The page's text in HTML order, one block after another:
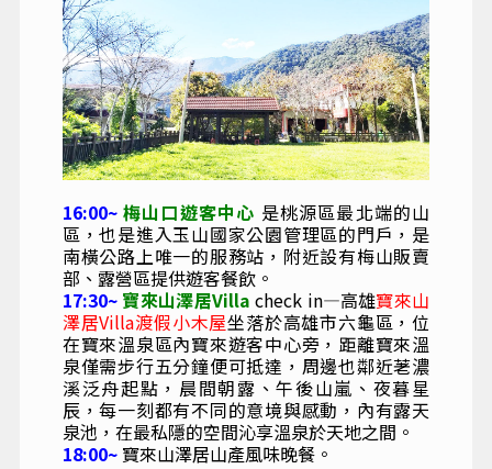
16:00~梅山口遊客中心 是桃源區最北端的山
區，也是進入玉山國家公園管理區的門戶，是
南橫公路上唯一的服務站，附近設有梅山販賣
部、露營區提供遊客餐飲。
17:30~ 寶來山澤居Villa check in—高雄寶來山
澤居Villa渡假小木屋坐落於高雄市六龜區，位
在寶來溫泉區內寶來遊客中心旁，距離寶來溫
泉僅需步行五分鐘便可抵達，周邊也鄰近荖濃
溪泛舟起點，晨間朝露、午後山嵐、夜暮星
辰，每一刻都有不同的意境與感動，內有露天
泉池，在最私隱的空間沁享溫泉於天地之間。
18:00~ 寶來山澤居山產風味晚餐。